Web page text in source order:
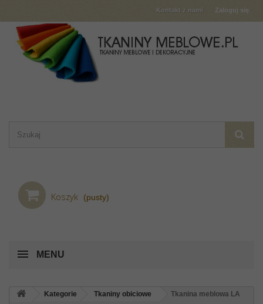
Zaloguj się
Kontakt z nami
Koszyk (pusty)
MENU
Kategorie Tkaniny obiciowe
Tkanina meblowa LA